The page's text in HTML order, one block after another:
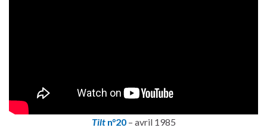
Tiltn°20– avril 1985